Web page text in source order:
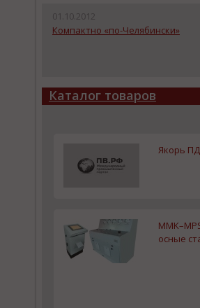
01.10.2012
Компактно «по-Челябински»
Каталог товаров
Якорь
осные